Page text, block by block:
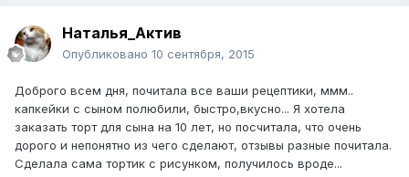
Наталья_Актив
Опубликовано 10 сентября, 2015
Доброго всем дня, почитала все ваши рецептики, ммм..
капкейки с сыном полюбили, быстро,вкусно... Я хотела
заказать торт для сына на 10 лет, но посчитала, что очень
дорого и непонятно из чего сделают, отзывы разные почитала.
Сделала сама тортик с рисунком, получилось вроде...